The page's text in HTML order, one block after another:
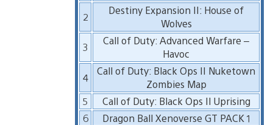
2
Destiny Expansion II: House of
Wolves
3
Call of Duty: Advanced Warfare –
Havoc
4
Call of Duty: Black Ops II Nuketown
Zombies Map
5
Call of Duty: Black Ops II Uprising
6
Dragon Ball Xenoverse GT PACK 1